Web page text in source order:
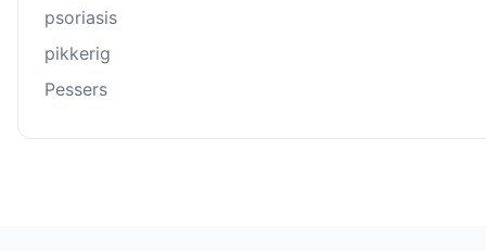
psoriasis
pikkerig
Pessers